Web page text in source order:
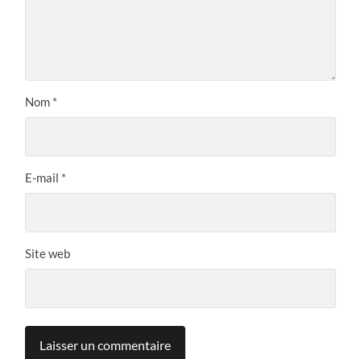
Nom *
E-mail *
Site web